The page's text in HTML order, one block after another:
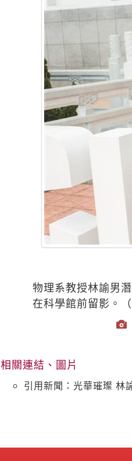
物理系教授林諭男
在科學館前留影。
相關連結、圖片
引用新聞：光華璀璨 林